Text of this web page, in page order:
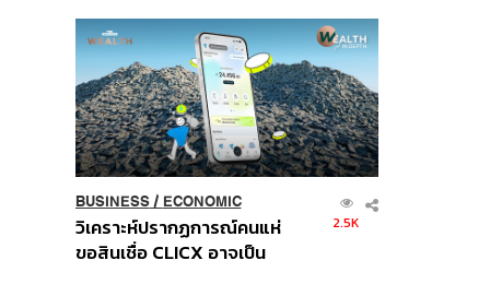
Order
BUSINESS/ ECONOMIC
วิเคราะห์ปรากฏการณ์คนแห่
ขอสินเชื่อ CLICX อาจเป็น
2.5K